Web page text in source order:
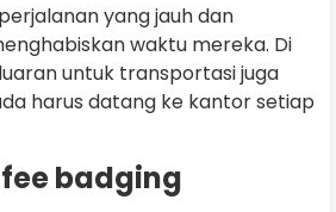
yang jauh dan
waktu mereka. Di
untuk transportasi juga
harus datang ke kantor setiap
badging